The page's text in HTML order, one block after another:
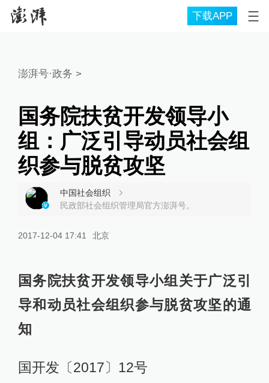
下载APP
澎湃号·政务 >
国务院扶贫开发领导小
组：广泛引导动员社会组
织参与脱贫攻坚
中国社会组织
民政部社会组织管理局官方澎湃号。
2017-12-04 17:41 北京
国务院扶贫开发领导小组关于广泛引
导和动员社会组织参与脱贫攻坚的通
知
国开发〔2017〕12号